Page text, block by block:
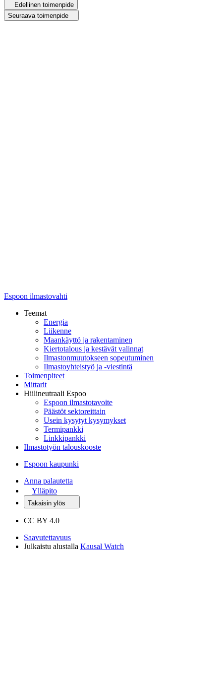
Edellinen toimenpide
Seuraava toimenpide
Espoon ilmastovahti
Teemat
Energia
Liikenne
Maankäyttö ja rakentaminen
Kiertotalous ja kestävät valinnat
Ilmastonmuutokseen sopeutuminen
Ilmastoyhteistyö ja -viestintä
Toimenpiteet
Mittarit
Hiilineutraali Espoo
Espoon ilmastotavoite
Päästöt sektoreittain
Usein kysytyt kysymykset
Termipankki
Linkkipankki
Ilmastotyön talouskooste
Espoon kaupunki
Anna palautetta
Ylläpito
Takaisin ylös
CC BY 4.0
Saavutettavuus
Julkaistu alustalla Kausal Watch